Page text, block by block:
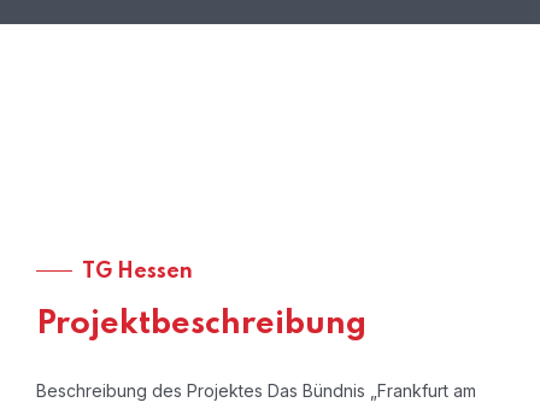
TG Hessen
Projektbeschreibung
Beschreibung des Projektes Das Bündnis „Frankfurt am